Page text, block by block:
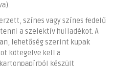
színes vagy színes fedelű
a szelektív hulladékot. A
lehetőség szerint kupak
kötegelve kell a
készült